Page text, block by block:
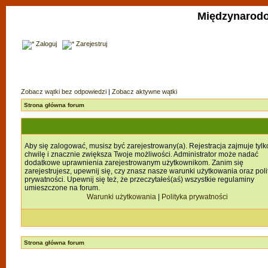
Zaloguj Zarejestruj
Zobacz wątki bez odpowiedzi | Zobacz aktywne wątki
Strona główna forum
Aby się zalogować, musisz być zarejestrowany(a). Rejestracja zajmuje
chwilę i znacznie zwiększa Twoje możliwości. Administrator może nadać
dodatkowe uprawnienia zarejestrowanym użytkownikom. Zanim się
zarejestrujesz, upewnij się, czy znasz nasze warunki użytkowania oraz
prywatności. Upewnij się też, że przeczytałeś(aś) wszystkie regulaminy
umieszczone na forum.
Warunki użytkowania| Polityka prywatności
Strona główna forum